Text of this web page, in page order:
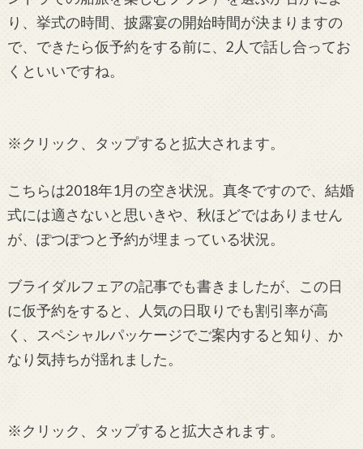
り、挙式の時間、披露宴の開始時間が決まりますの
で、できたら仮予約をする前に、2人で話し合ってお
くといいですね。
※クリック、タップすると拡大されます。
こちらは2018年1月の空き状況。真冬ですので、結婚
式には適さないと思いきや、秋ほどではありません
が、ぽつぽつと予約が埋まっている状況。
ブライダルフェアの記事でも書きましたが、この日
に仮予約をすると、人気の日取りでも割引率が高
く、スペシャルパッケージでご案内すると知り、か
なり気持ちが揺れました。
※クリック、タップすると拡大されます。